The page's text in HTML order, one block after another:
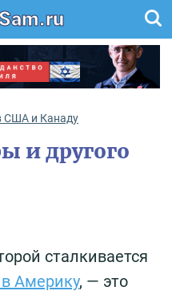
США и Канаду
и другого
сталкивается
Америку, — это